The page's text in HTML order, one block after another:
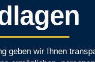
geben wir Ihnen